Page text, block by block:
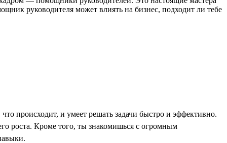
руководителя может влиять на бизнес, подходит ли тебе
происходит, и умеет решать задачи быстро и эффективно.
роста. Кроме того, ты знакомишься с огромным